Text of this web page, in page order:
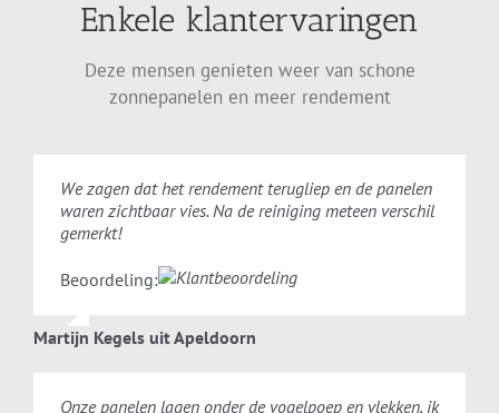
Enkele klantervaringen
Deze mensen genieten weer van schone
zonnepanelen en meer rendement
We zagen dat het rendement terugliep en de panelen
waren zichtbaar vies. Na de reiniging meteen verschil
gemerkt!
Beoordeling:
Martijn Kegels uit Apeldoorn
Onze panelen lagen onder de vogelpoep en vlekken, ik